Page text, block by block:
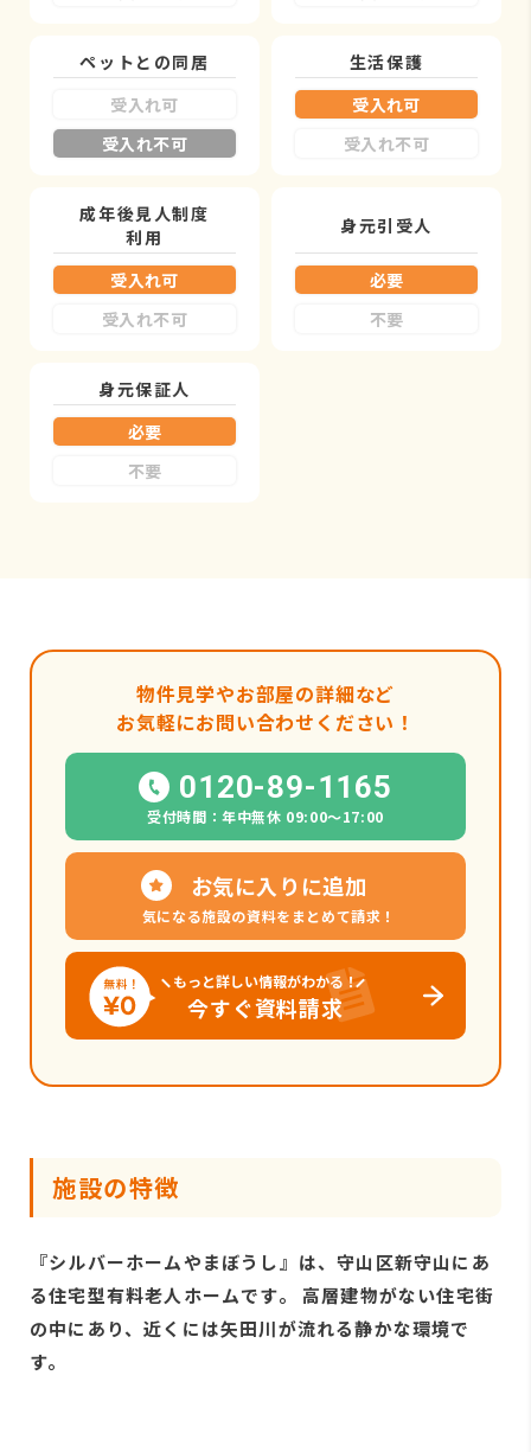
ペットとの同居
受入れ可
受入れ不可
生活保護
受入れ可
受入れ不可
成年後見人制度
利用
受入れ可
受入れ不可
身元引受人
必要
不要
身元保証人
必要
不要
物件見学やお部屋の詳細など
お気軽にお問い合わせください！
0120-89-1165
受付時間：年中無休 09:00〜17:00
お気に入りに追加
気になる施設の資料をまとめて請求！
もっと詳しい情報がわかる！
今すぐ資料請求
施設の特徴
『シルバーホームやまぼうし』は、守山区新守山にあ
る住宅型有料老人ホームです。 高層建物がない住宅街
の中にあり、近くには矢田川が流れる静かな環境で
す。